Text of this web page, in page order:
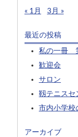
« 1月
3月 »
最近の投稿
私の一冊
歓迎会
サロン
靱テニスセ
市内小学校
アーカイブ